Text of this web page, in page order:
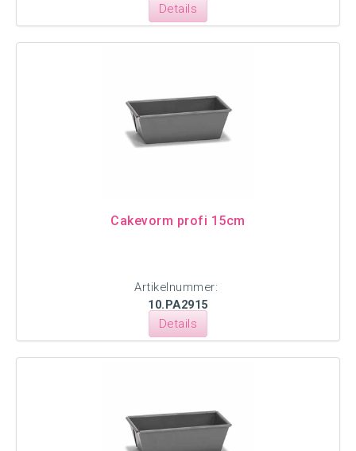
Details
Cakevorm profi 15cm
Artikelnummer:
10.PA2915
Details